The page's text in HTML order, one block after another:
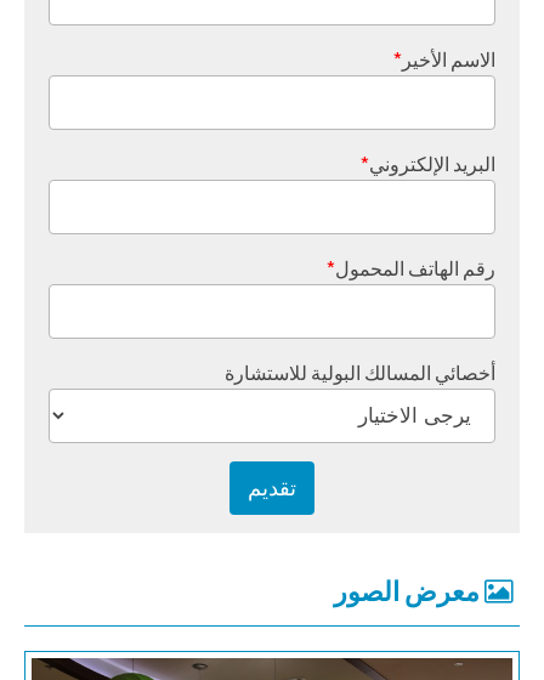
الاسم الأخير *
البريد الإلكتروني*
رقم الهاتف المحمول*
أخصائي المسالك البولية للاستشارة
معرض الصور